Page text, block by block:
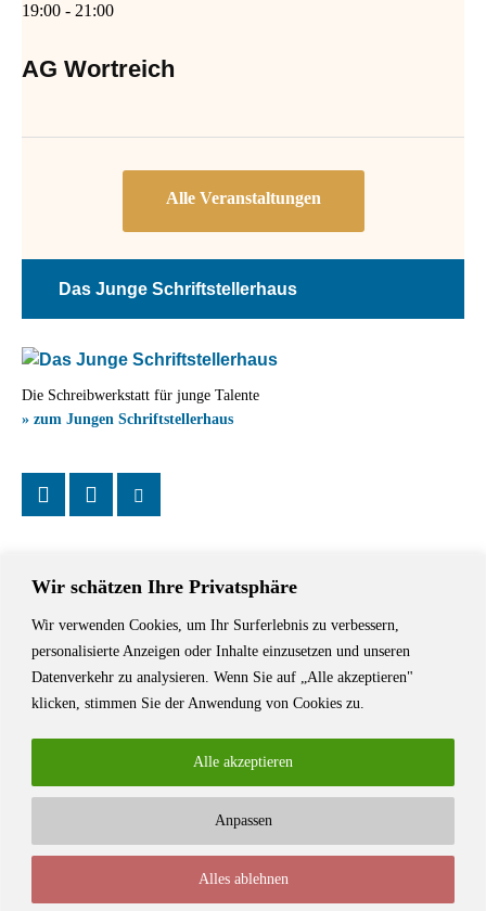
Wir schätzen Ihre Privatsphäre
Wir verwenden Cookies, um Ihr Surferlebnis zu verbessern,
personalisierte Anzeigen oder Inhalte einzusetzen und unseren
Datenverkehr zu analysieren. Wenn Sie auf „Alle akzeptieren"
klicken, stimmen Sie der Anwendung von Cookies zu.
Anpassen
Alles ablehnen
Alle akzeptieren
19:00 - 21:00
AG Wortreich
Das Junge Schriftstellerhaus
Die Schreibwerkstatt für junge Talente
» zum Jungen Schriftstellerhaus
Das Schriftstellerhaus ist ein beliebter Treffpunkt für Autorinnen und
Autoren aus Stuttgart und der Region sowie ein Veranstaltungsort für
Lesungen, Tagungen und Schreibwerkstätten.
© Stuttgarter Schriftstellerhaus
Impressum / Kontakt